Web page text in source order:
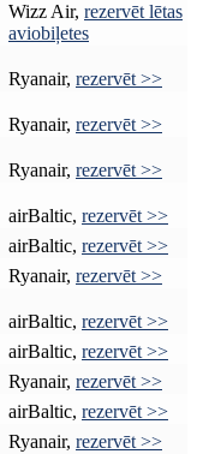
Wizz Air, rezervēt lētas
aviobiļetes
Ryanair, rezervēt >>
Ryanair, rezervēt >>
Ryanair, rezervēt >>
airBaltic, rezervēt >>
airBaltic, rezervēt >>
Ryanair, rezervēt >>
airBaltic, rezervēt >>
airBaltic, rezervēt >>
Ryanair, rezervēt >>
airBaltic, rezervēt >>
Ryanair, rezervēt >>